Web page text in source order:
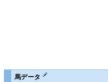
馬データ